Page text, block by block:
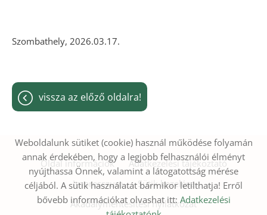
Szombathely, 2026.03.17.
vissza az előző oldalra!
Oldal információk
Adatkezelési tájékoztató
Impresszum
Sütik kezelése
Akadálymentesítési nyilatkozat
Weboldalunk sütiket (cookie) használ működése folyamán
annak érdekében, hogy a legjobb felhasználói élményt
nyújthassa Önnek, valamint a látogatottság mérése
céljából. A sütik használatát bármikor letilthatja! Erről
bővebb információkat olvashat itt:Adatkezelési